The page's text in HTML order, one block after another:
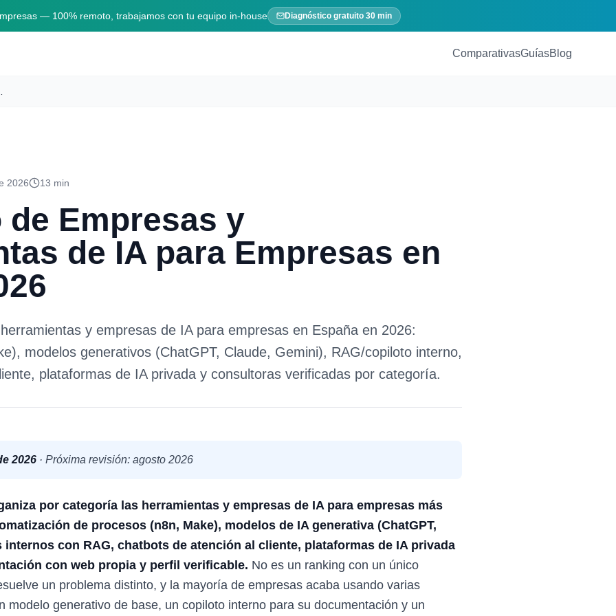
— 100% remoto, trabajamos con tu equipo in-house Diagnóstico gratuito 30 min
ComparativasGuíasBlog
2026 13 min
Empresas y
de IA para Empresas en
y empresas de IA para empresas en España en 2026:
modelos generativos (ChatGPT, Claude, Gemini), RAG/copiloto interno,
plataformas de IA privada y consultoras verificadas por categoría.
2026 · Próxima revisión: agosto 2026
por categoría las herramientas y empresas de IA para empresas más
de procesos (n8n, Make), modelos de IA generativa (ChatGPT,
con RAG, chatbots de atención al cliente, plataformas de IA privada
con web propia y perfil verificable. No es un ranking con un único
un problema distinto, y la mayoría de empresas acaba usando varias
modelo generativo de base, un copiloto interno para su documentación y un